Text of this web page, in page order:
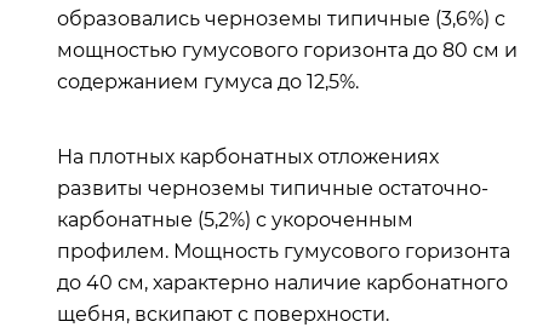
образовались черноземы типичные (3,6%) с
мощностью гумусового горизонта до 80 см и
содержанием гумуса до 12,5%.
На плотных карбонатных отложениях
развиты черноземы типичные остаточно-
карбонатные (5,2%) с укороченным
профилем. Мощность гумусового горизонта
до 40 см, характерно наличие карбонатного
щебня, вскипают с поверхности.